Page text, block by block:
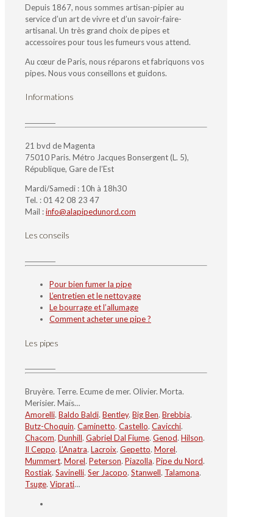
Depuis 1867, nous sommes artisan-pipier au
service d’un art de vivre et d’un savoir-faire-
artisanal. Un très grand choix de pipes et
accessoires pour tous les fumeurs vous attend.
Au cœur de Paris, nous réparons et fabriquons vos
pipes. Nous vous conseillons et guidons.
Informations
21 bvd de Magenta
75010 Paris. Métro Jacques Bonsergent (L. 5),
République, Gare de l’Est
Mardi/Samedi : 10h à 18h30
Tel. : 01 42 08 23 47
Mail :info@alapipedunord.com
Les conseils
Pour bien fumer la pipe
L’entretien et le nettoyage
Le bourrage et l’allumage
Comment acheter une pipe ?
Les pipes
Bruyère. Terre. Ecume de mer. Olivier. Morta.
Merisier. Maïs…
Amorelli. Baldo Baldi. Bentley. Big Ben. Brebbia.
Butz-Choquin. Caminetto. Castello. Cavicchi.
Chacom. Dunhill. Gabriel Dal Fiume. Genod. Hilson.
Il Ceppo. L’Anatra. Lacroix. Gepetto. Morel.
Mummert. Morel. Peterson. Piazolla. Pipe du Nord.
Rostiak. Savinelli. Ser Jacopo. Stanwell. Talamona.
Tsuge. Viprati…